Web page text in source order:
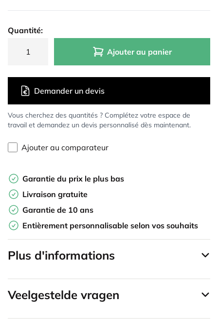
Quantité:
Ajouter au panier
Vous cherchez des quantités ? Complétez votre espace de
travail et demandez un devis personnalisé dès maintenant.
Demander un devis
Ajouter au comparateur
Garantie du prix le plus bas
Livraison gratuite
Garantie de 10 ans
Entièrement personnalisable selon vos souhaits
Plus d'informations
Veelgestelde vragen